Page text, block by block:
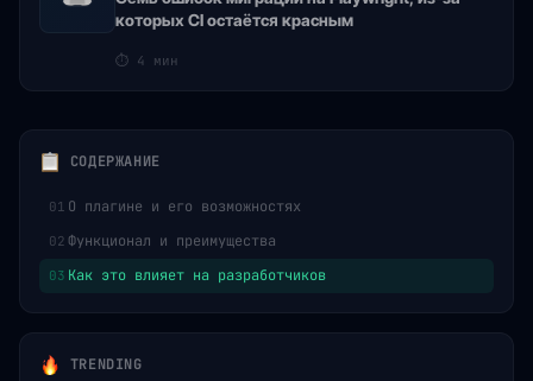
которых CI остаётся красным
⏱ 4 мин
СОДЕРЖАНИЕ
01 О плагине и его возможностях
02 Функционал и преимущества
03 Как это влияет на разработчиков
TRENDING